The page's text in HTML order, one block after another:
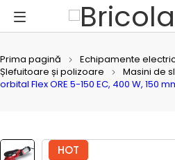
Prima pagină Echipamente
Șlefuitoare și polizoare
Masini de
orbital Flex ORE 5-150 EC, 400 W, 150
HOT